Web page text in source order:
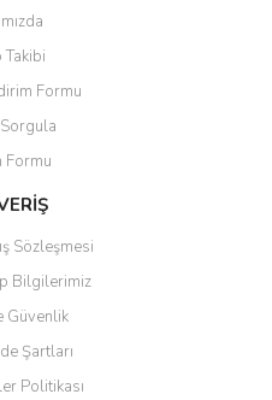
görüntülenemiyor.
bulunuyor.
pahalı.
olmalı.
Takibi
Formu
Formu
Sözleşmesi
Bilgilerimiz
Güvenlik
Şartları
Politikası